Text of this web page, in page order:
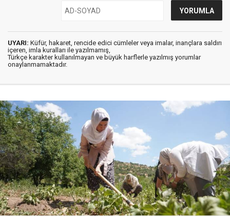
UYARI: Küfür, hakaret, rencide edici cümleler veya imalar, inançlara saldırı
içeren, imla kuralları ile yazılmamış,
Türkçe karakter kullanılmayan ve büyük harflerle yazılmış yorumlar
onaylanmamaktadır.